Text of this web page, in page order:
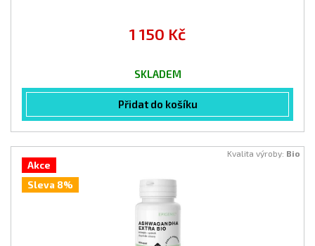
1 150 Kč
SKLADEM
Přidat do košíku
Kvalita výroby: Bio
Akce
Sleva 8%